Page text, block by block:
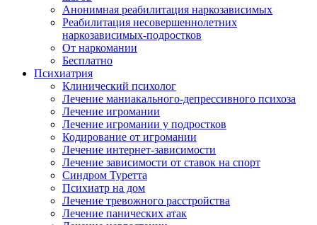
Анонимная реабилитация наркозависимых
Реабилитация несовершеннолетних
наркозависимых-подростков
От наркомании
Бесплатно
Психиатрия
Клинический психолог
Лечение маниакального-депрессивного психоза
Лечение игромании
Лечение игромании у подростков
Кодирование от игромании
Лечение интернет-зависимости
Лечение зависимости от ставок на спорт
Синдром Туретта
Психиатр на дом
Лечение тревожного расстройства
Лечение панических атак